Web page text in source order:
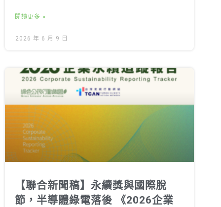
閱讀更多 »
2026 年 6 月 9 日
【聯合新聞稿】永續獎與國際脫
節，半導體綠電落後 《2026企業